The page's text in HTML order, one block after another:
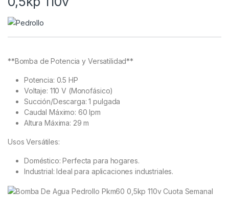
**Bomba de Potencia y Versatilidad**
Potencia: 0.5 HP
Voltaje: 110 V (Monofásico)
Succión/Descarga: 1 pulgada
Caudal Máximo: 60 lpm
Altura Máxima: 29 m
Usos Versátiles:
Doméstico: Perfecta para hogares.
Industrial: Ideal para aplicaciones industriales.